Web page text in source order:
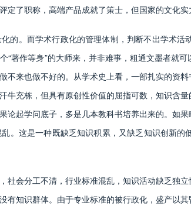
了职称，高端产品成就了策士，但国家的文化实
。而学术行政化的管理体制，判断不出学术活
“著作等身”的大师来，并非难事，粗通文墨者就
不来也做不好的。从学术史上看，一部扎实的资
牛充栋，但具有原创性价值的屈指可数，知识含
论起学问底子，多是几本教科书培养出来的。如
。这是一种既缺乏知识积累，又缺乏知识创新
会分工不清，行业标准混乱，知识活动缺乏独
有知识群体。由于专业标准的被行政化，盛产以